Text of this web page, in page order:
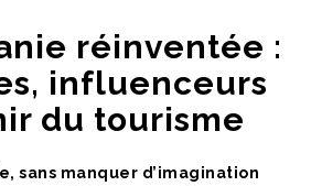
réinventée :
influenceurs
du tourisme
sans manquer d’imagination